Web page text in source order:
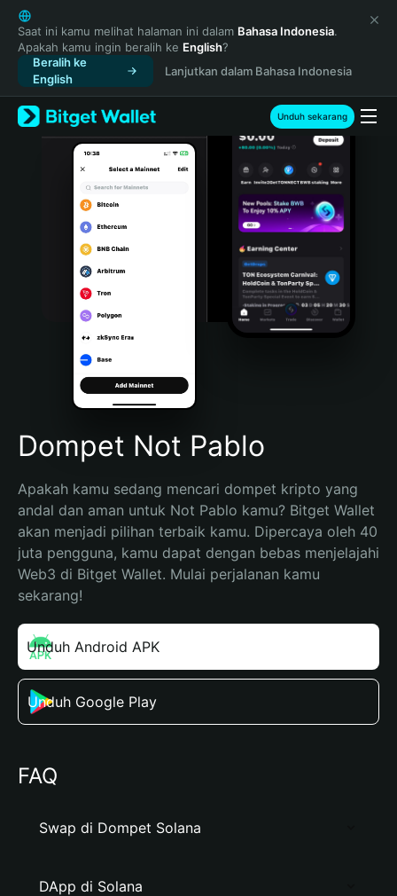
English
日本語
Tiếng Việt
Русский
Español (Latinoamérica)
Türkçe
Italiano
Português (Portugal)
Bahasa Indonesia
Português (Brasil)
Español (Argentina)
Saat ini kamu melihat halaman ini dalam Bahasa Indonesia.
Apakah kamu ingin beralih ke English?
Beralih ke
English
Lanjutkan dalam Bahasa Indonesia
Unduh sekarang
Dompet Not Pablo
Apakah kamu sedang mencari dompet kripto yang
andal dan aman untuk Not Pablo kamu? Bitget Wallet
akan menjadi pilihan terbaik kamu. Dipercaya oleh 40
juta pengguna, kamu dapat dengan bebas menjelajahi
Web3 di Bitget Wallet. Mulai perjalanan kamu
sekarang!
Unduh Android APK
Unduh Google Play
FAQ
Swap di Dompet Solana
DApp di Solana